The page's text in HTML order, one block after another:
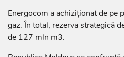
Energocom a achiziționat de pe
gaz. În total, rezerva strategică
de 127 mln m3.